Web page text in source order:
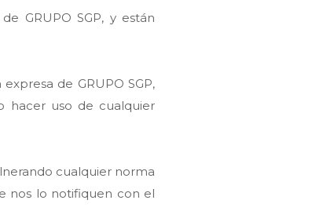
GRUPO SGP, y están
de GRUPO SGP,
hacer uso de cualquier
cualquier norma
nos lo notifiquen con el